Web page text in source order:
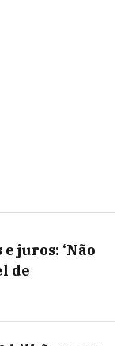
juros: ‘Não
de